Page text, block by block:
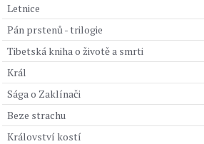
Letnice
Pán prstenů - trilogie
Tibetská kniha o životě a smrti
Král
Sága o Zaklínači
Beze strachu
Království kostí